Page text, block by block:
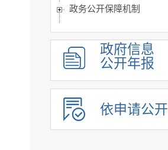
政务公开保障机制
政府信息
公开年报
依申请公开